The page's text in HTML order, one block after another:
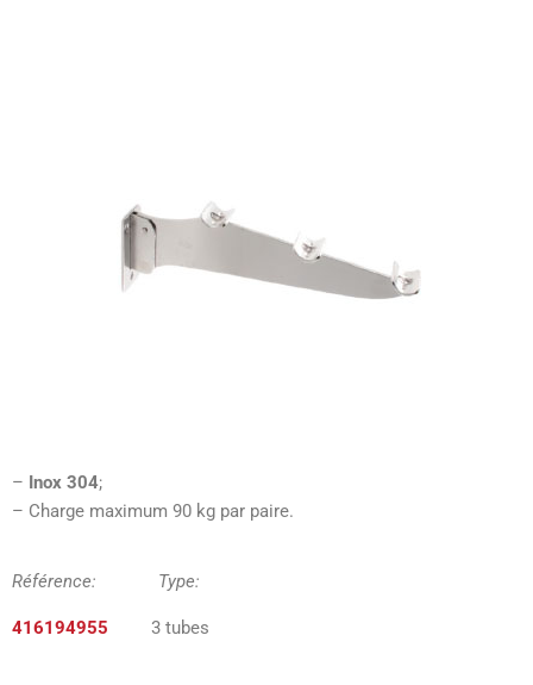
– Inox 304;
– Charge maximum 90 kg par paire.
Référence: Type:
416194955 3 tubes